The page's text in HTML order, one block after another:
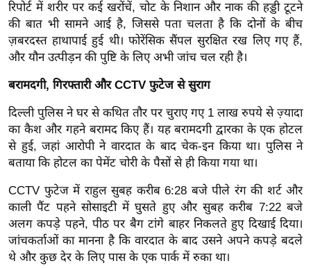
B
r
e
a
k
n
g
N
w
s
ला
इ
रिपोर्ट में शरीर पर कई खरोंचें, चोट के निशान और नाक की हड्डी टूटने
की बात भी सामने आई है, जिससे पता चलता है कि दोनों के बीच
ज़बरदस्त हाथापाई हुई थी। फोरेंसिक सैंपल सुरक्षित रख लिए गए हैं,
और यौन उत्पीड़न की पुष्टि के लिए अभी जांच चल रही है।
बरामदगी, गिरफ्तारी और CCTV फुटेज से सुराग
दिल्ली पुलिस ने घर से कथित तौर पर चुराए गए 1 लाख रुपये से ज़्यादा
का कैश और गहने बरामद किए हैं। यह बरामदगी द्वारका के एक होटल
से हुई, जहां आरोपी ने वारदात के बाद चेक-इन किया था। पुलिस ने
बताया कि होटल का पेमेंट चोरी के पैसों से ही किया गया था।
CCTV फुटेज में राहुल सुबह करीब 6:28 बजे पीले रंग की शर्ट और
काली पैंट पहने सोसाइटी में घुसते हुए और सुबह करीब 7:22 बजे
अलग कपड़े पहने, पीठ पर बैग टांगे बाहर निकलते हुए दिखाई दिया।
जांचकर्ताओं का मानना ​​है कि वारदात के बाद उसने अपने कपड़े बदले
थे और कुछ देर के लिए पास के एक पार्क में रुका था।